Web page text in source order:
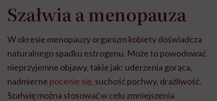
Szałwia a menopauza
W okresie menopauzy organizm kobiety doświadcza
naturalnego spadku estrogenu. Może to powodować
nieprzyjemne objawy, takie jak: uderzenia gorąca,
nadmierne pocenie się, suchość pochwy, drażliwość.
Szałwię można stosować w celu zmniejszenia